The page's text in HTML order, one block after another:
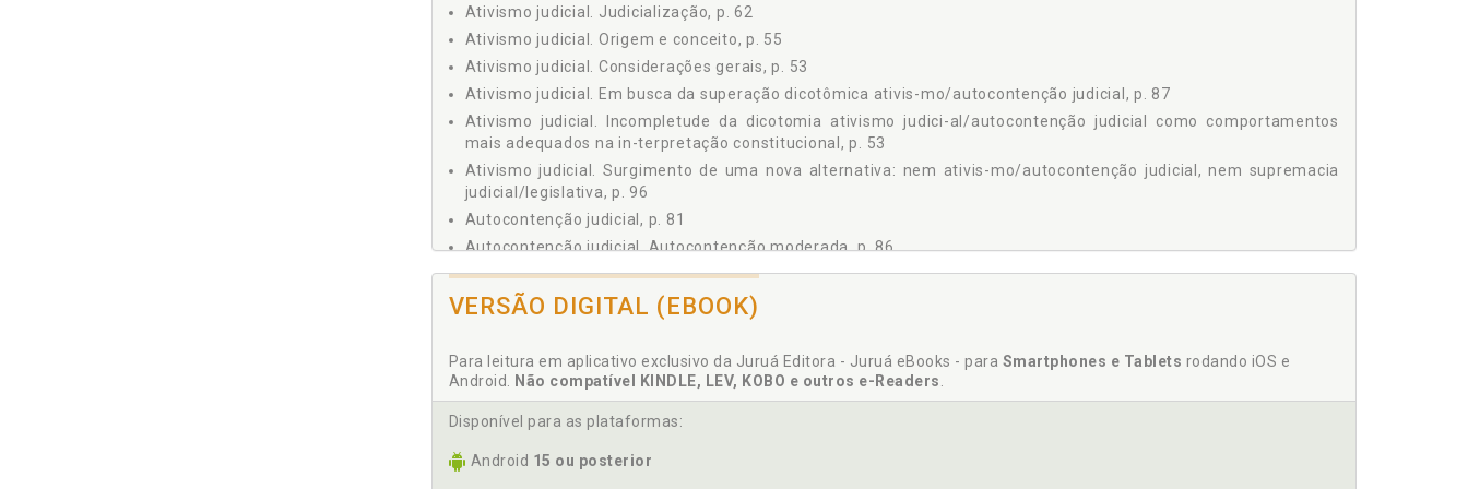
3.5 O Monólogo das Teses da Última Palavra na Interpretação da Constituição, p. 125
3.5.1 O legislativo com a última palavra, p. 128
3.5.2 O judiciário com a última palavra, p. 132
3.6 Diálogos Institucionais e a Ausência da Última Palavra na Interpretação da Constituição, p. 138
3.6.1 Deve haver a última palavra na interpretação constitucional?, p. 144
3.6.2 A "última palavra provisória", p. 147
4.1 O Expansionismo da Autoridade do Poder Judiciário, p. 150
4.2 O Legislativo em Alerta!, p. 167
4.3 Horizontes para o Diálogo Institucional no Brasil, p. 177
REFERÊNCIAS, p. 197
Ativismo judicial. Judicialização, p. 62
Ativismo judicial. Origem e conceito, p. 55
Ativismo judicial. Considerações gerais, p. 53
Ativismo judicial. Em busca da superação dicotômica ativis-mo/autocontenção judicial, p. 87
Ativismo judicial. Incompletude da dicotomia ativismo judici-al/autocontenção judicial como comportamentos
mais adequados na in-terpretação constitucional, p. 53
Ativismo judicial. Surgimento de uma nova alternativa: nem ativis-mo/autocontenção judicial, nem supremacia
judicial/legislativa, p. 96
Autocontenção judicial, p. 81
Autocontenção judicial. Autocontenção moderada, p. 86
Autocontenção judicial. Considerações gerais, origem e conceito, p. 81
Autocontenção judicial. Em busca da superação dicotômica ativis-mo/autocontenção judicial, p. 87
comportamentos mais adequados na in-terpretação constitucional, p. 53
Autocontenção judicial. Surgimento de uma nova alternativa: nem ativismo/autocontenção judicial, nem
supremacia judicial/legislativa, p. 96
Autocontenção judicial. Vertente minimalista, p. 83
Autoridade. Expansionismo da autoridade do poder judiciário, p. 150
VERSÃO DIGITAL (EBOOK)
Para leitura em aplicativo exclusivo da Juruá Editora - Juruá eBooks - para Smartphones e Tablets rodando iOS e
Android. Não compatível KINDLE, LEV, KOBO e outros e-Readers.
Disponível para as plataformas:
Android 15 ou posterior